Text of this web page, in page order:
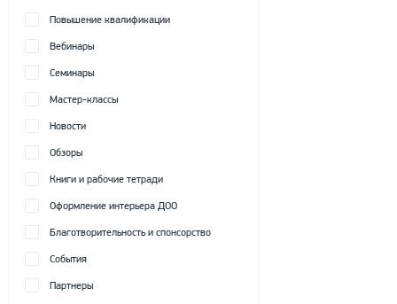
Повышение квалификации
Вебинары
Семинары
Мастер-классы
Новости
Обзоры
Книги и рабочие тетради
Оформление интерьера ДОО
Благотворительность и спонсорство
События
Партнеры